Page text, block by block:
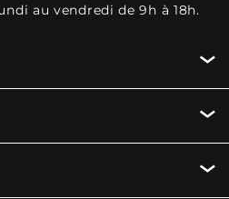
au vendredi de 9h à 18h.